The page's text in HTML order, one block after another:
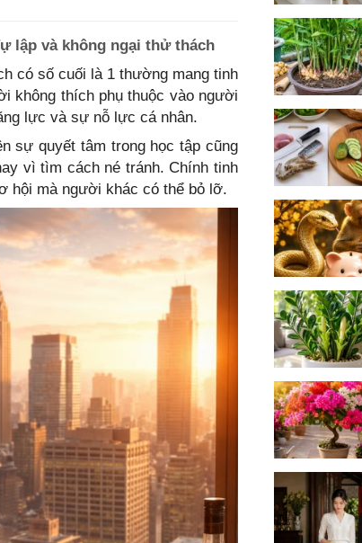
lập và không ngại thử thách
có số cuối là 1 thường mang tinh
không thích phụ thuộc vào người
lực và sự nỗ lực cá nhân.
sự quyết tâm trong học tập cũng
vì tìm cách né tránh. Chính tinh
hội mà người khác có thể bỏ lỡ.